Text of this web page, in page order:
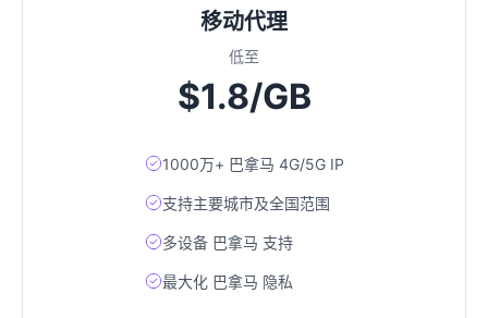
移动代理
低至
$1.8/GB
1000万+ 巴拿马 4G/5G IP
支持主要城市及全国范围
多设备 巴拿马 支持
最大化 巴拿马 隐私